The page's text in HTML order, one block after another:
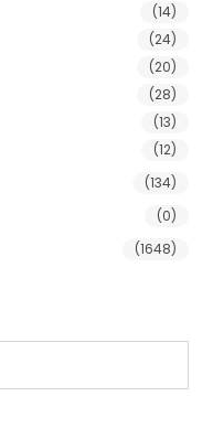
(14)
(24)
(20)
(28)
(13)
(12)
(134)
(0)
(1648)